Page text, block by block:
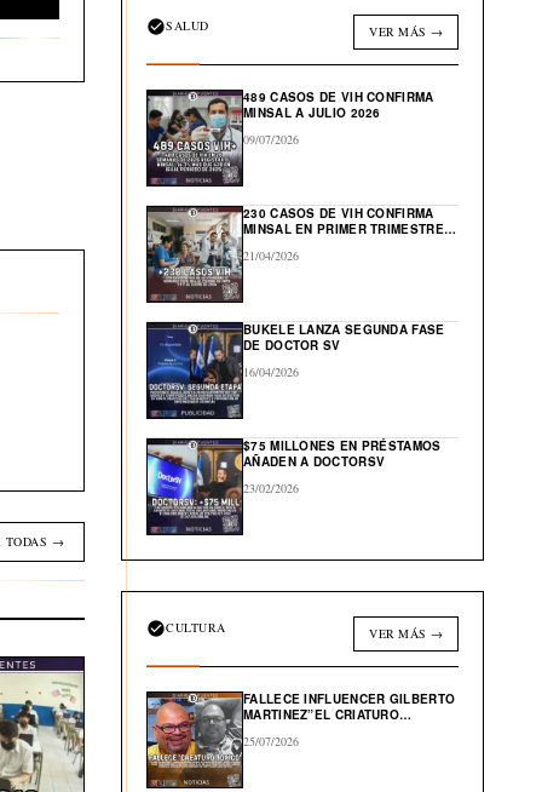
TODAS →
SALUD VER MÁS →
489 CASOS DE VIH CONFIRMA
MINSAL A JULIO 2026
09/07/2026
230 CASOS DE VIH CONFIRMA
MINSAL EN PRIMER TRIMESTRE
21/04/2026
BUKELE LANZA SEGUNDA FASE
DE DOCTOR SV
16/04/2026
$75 MILLONES EN PRÉSTAMOS
AÑADEN A DOCTORSV
23/02/2026
CULTURA VER MÁS →
FALLECE INFLUENCER GILBERTO
MARTINEZ”EL CRIATURO
25/07/2026